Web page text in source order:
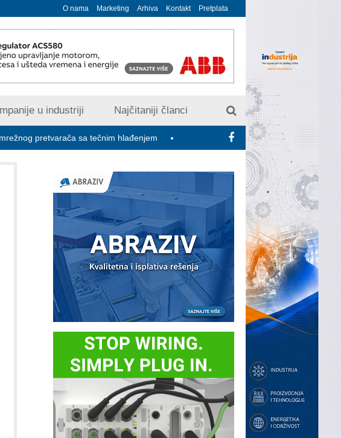
O nama Marketing Arhiva Kontakt Pretplata
u industriji Najčitaniji članci
sa tečnim hlađenjem Minimalac 2027: Sindikati traže veće povećanje